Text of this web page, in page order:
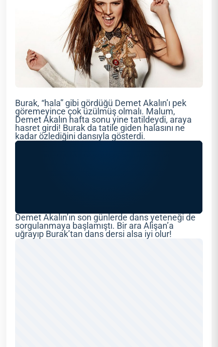
Burak, “hala” gibi gördüğü Demet Akalın’ı pek
göremeyince çok üzülmüş olmalı. Malum,
Demet Akalın hafta sonu yine tatildeydi, araya
hasret girdi! Burak da tatile giden halasını ne
kadar özlediğini dansıyla gösterdi.
Demet Akalın’ın son günlerde dans yeteneği de
sorgulanmaya başlamıştı. Bir ara Alişan’a
uğrayıp Burak’tan dans dersi alsa iyi olur!